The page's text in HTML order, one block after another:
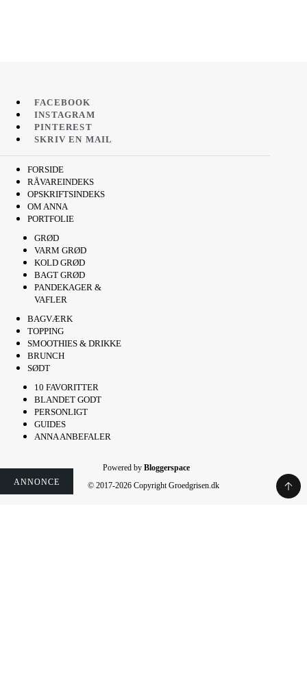
ANNONCE
ANNONCE
ANNONCE
ANNONCE
ANNONCE
ANNONCE
ANNONCE
FACEBOOK
INSTAGRAM
PINTEREST
SKRIV EN MAIL
FORSIDE
RÅVAREINDEKS
OPSKRIFTSINDEKS
OM ANNA
PORTFOLIE
GRØD
VARM GRØD
KOLD GRØD
BAGT GRØD
PANDEKAGER &
VAFLER
BAGVÆRK
TOPPING
SMOOTHIES & DRIKKE
BRUNCH
SØDT
10 FAVORITTER
BLANDET GODT
PERSONLIGT
GUIDES
ANNA ANBEFALER
Powered by Bloggerspace
© 2017-2026 Copyright Groedgrisen.dk